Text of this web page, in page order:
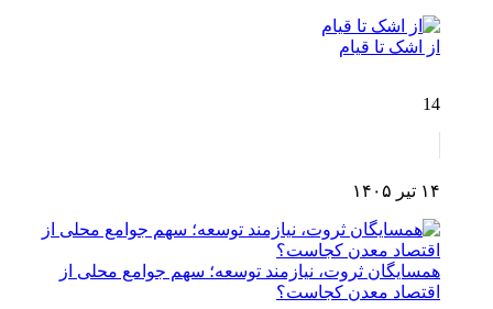
از اشک تا قیام
14
۱۴ تیر ۱۴۰۵
همسایگان ثروت، نیازمند توسعه؛ سهم جوامع محلی از
اقتصاد معدن کجاست؟